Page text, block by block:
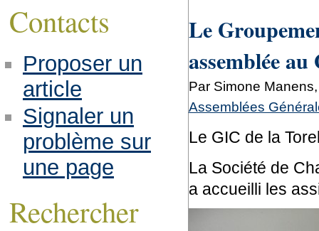
Le
assemblée
Par Simone
Assemblées
Le GIC de la
La Société de
a accueilli les
Contacts
Proposer un
article
Signaler un
problème sur
une page
Rechercher